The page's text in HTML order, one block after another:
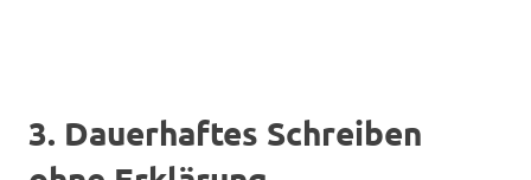
3. Dauerhaftes Schreiben